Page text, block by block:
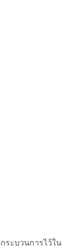
ระบวนการไว้ใน